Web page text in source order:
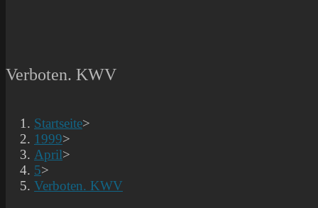
Verboten. KWV
Startseite>
1999>
April>
5>
Verboten. KWV